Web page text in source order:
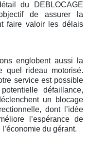
du DEBLOCAGE
de assurer la
faire valoir les délais
englobent aussi la
quel rideau motorisé.
service est possible
défaillance,
un blocage
dont l’idée
l’espérance de
du gérant.